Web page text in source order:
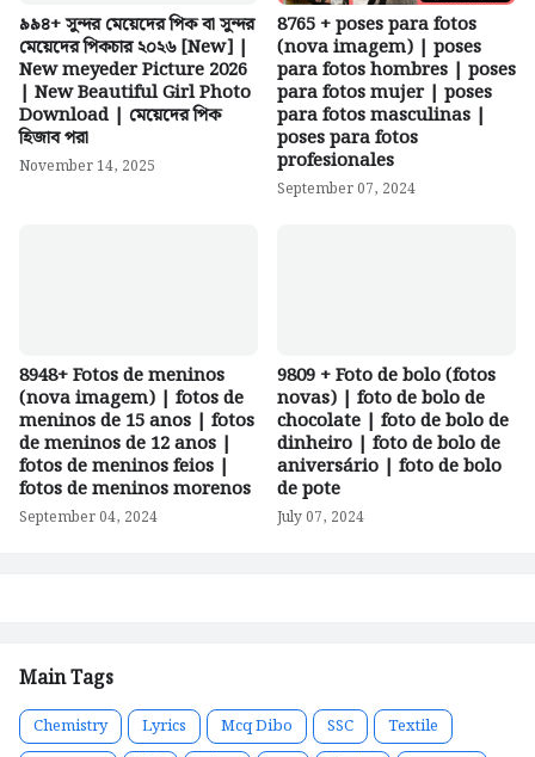
৯৯৪+ সুন্দর মেয়েদের পিক বা সুন্দর
মেয়েদের পিকচার ২০২৬ [New] |
New meyeder Picture 2026
| New Beautiful Girl Photo
Download | মেয়েদের পিক
হিজাব পরা
November 14, 2025
8765 + poses para fotos
(nova imagem) | poses
para fotos hombres | poses
para fotos mujer | poses
para fotos masculinas |
poses para fotos
profesionales
September 07, 2024
8948+ Fotos de meninos
(nova imagem) | fotos de
meninos de 15 anos | fotos
de meninos de 12 anos |
fotos de meninos feios |
fotos de meninos morenos
September 04, 2024
9809 + Foto de bolo (fotos
novas) | foto de bolo de
chocolate | foto de bolo de
dinheiro | foto de bolo de
aniversário | foto de bolo
de pote
July 07, 2024
Main Tags
Chemistry Lyrics Mcq Dibo SSC
Textile